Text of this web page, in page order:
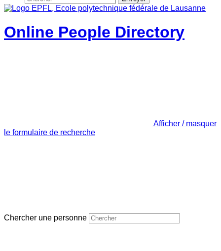
Online People Directory
Afficher / masquer
le formulaire de recherche
Chercher une personne